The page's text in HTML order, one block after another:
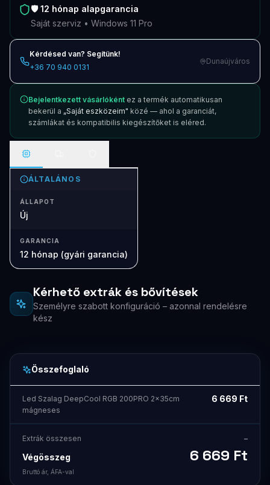
Keresés
🛡️12 hónap alapgarancia
Saját szerviz • Windows 11 Pro
Kérdésed van? Segítünk!
+36 70 940 0131
Dunaújváros
Bejelentkezett vásárlóként ez a termék automatikusan
bekerül a „Saját eszközeim" közé — ahol a garanciát,
számlákat és kompatibilis kiegészítőket is eléred.
ÁLTALÁNOS
ÁLLAPOT
Új
GARANCIA
12 hónap (gyári garancia)
Kérhető extrák és bővítések
Személyre szabott konfiguráció – azonnal rendelésre
kész
Összefoglaló
Led Szalag DeepCool RGB 200PRO 2x35cm
mágneses
6 669 Ft
Extrák összesen –
Végösszeg 6 669 Ft
Bruttó ár, ÁFA-val